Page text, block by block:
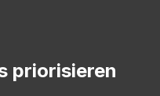
priorisieren